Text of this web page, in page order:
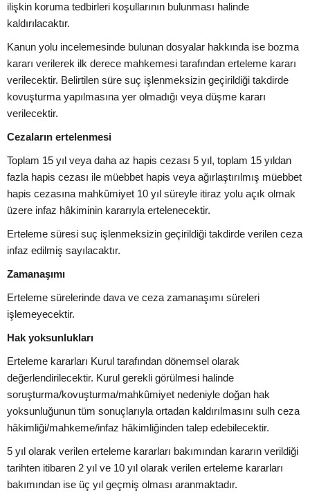
ilişkin koruma tedbirleri koşullarının bulunması halinde
kaldırılacaktır.
Kanun yolu incelemesinde bulunan dosyalar hakkında ise bozma
kararı verilerek ilk derece mahkemesi tarafından erteleme kararı
verilecektir. Belirtilen süre suç işlenmeksizin geçirildiği takdirde
kovuşturma yapılmasına yer olmadığı veya düşme kararı
verilecektir.
Cezaların ertelenmesi
Toplam 15 yıl veya daha az hapis cezası 5 yıl, toplam 15 yıldan
fazla hapis cezası ile müebbet hapis veya ağırlaştırılmış müebbet
hapis cezasına mahkûmiyet 10 yıl süreyle itiraz yolu açık olmak
üzere infaz hâkiminin kararıyla ertelenecektir.
Erteleme süresi suç işlenmeksizin geçirildiği takdirde verilen ceza
infaz edilmiş sayılacaktır.
Zamanaşımı
Erteleme sürelerinde dava ve ceza zamanaşımı süreleri
işlemeyecektir.
Hak yoksunlukları
Erteleme kararları Kurul tarafından dönemsel olarak
değerlendirilecektir. Kurul gerekli görülmesi halinde
soruşturma/kovuşturma/mahkûmiyet nedeniyle doğan hak
yoksunluğunun tüm sonuçlarıyla ortadan kaldırılmasını sulh ceza
hâkimliği/mahkeme/infaz hâkimliğinden talep edebilecektir.
5 yıl olarak verilen erteleme kararları bakımından kararın verildiği
tarihten itibaren 2 yıl ve 10 yıl olarak verilen erteleme kararları
bakımından ise üç yıl geçmiş olması aranmaktadır.